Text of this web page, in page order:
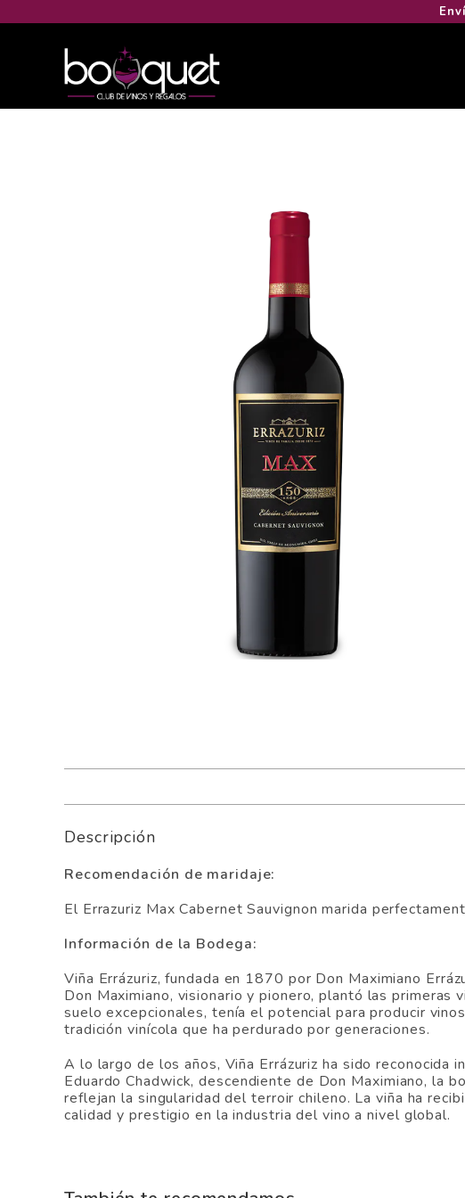
Descripción
Recomendación de maridaje:
El Errazuriz Max Cabernet Sauvignon marida
Información de la Bodega:
Viña Errázuriz, fundada en 1870 por Don Maximiano
Don Maximiano, visionario y pionero, plantó las primeras
suelo excepcionales, tenía el potencial para producir
tradición vinícola que ha perdurado por generaciones.
A lo largo de los años, Viña Errázuriz ha sido reconocida
Eduardo Chadwick, descendiente de Don Maximiano, la
reflejan la singularidad del terroir chileno. La viña ha
calidad y prestigio en la industria del vino a nivel global.